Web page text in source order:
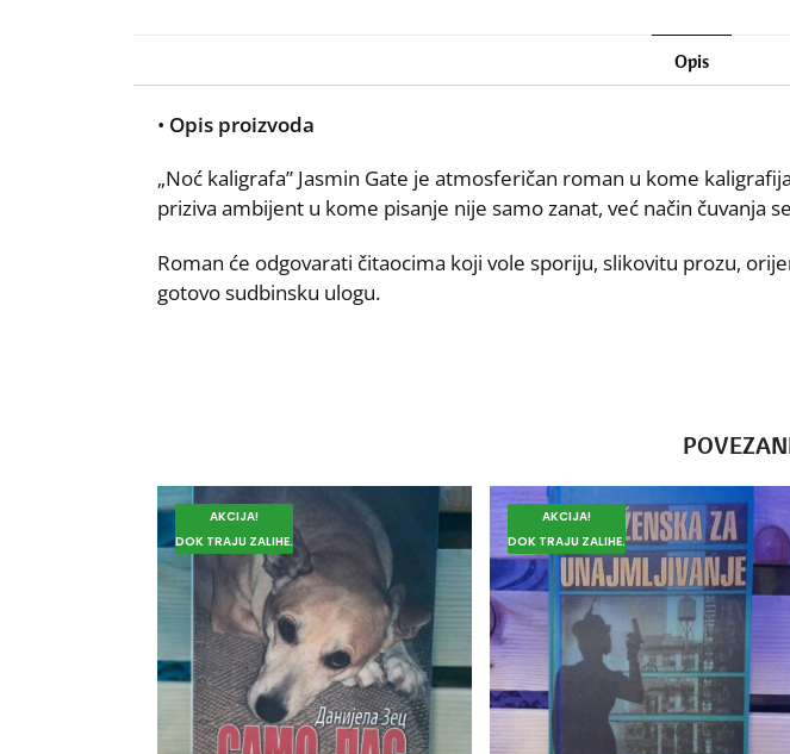
Opis
• Opis proizvoda
„Noć kaligrafa” Jasmin Gate je atmosferičan roman u kome
priziva ambijent u kome pisanje nije samo zanat, već način čuvanja
Roman će odgovarati čitaocima koji vole sporiju, slikovitu prozu,
gotovo sudbinsku ulogu.
AKCIJA!
DOK TRAJU ZALIHE.
AKCIJA!
DOK TRAJU ZALIHE.